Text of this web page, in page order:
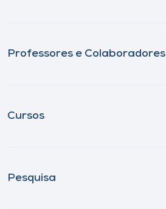
Professores e Colaboradores
Cursos
Pesquisa